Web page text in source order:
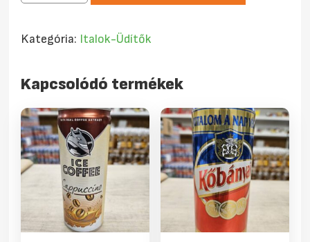
ital
1literes
Kategória: Italok-Üdítők
Kapcsolódó termékek